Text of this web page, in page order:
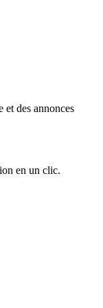
des annonces
en un clic.